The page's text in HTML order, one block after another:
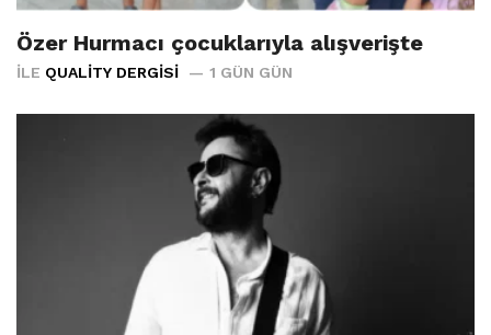
Özer Hurmacı çocuklarıyla alışverişte
İLE QUALITY DERGISI 1 GÜN GÜN